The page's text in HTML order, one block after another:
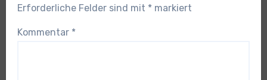
Erforderliche Felder sind mit * markiert
Kommentar *